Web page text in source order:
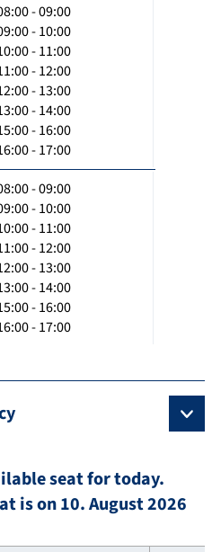
- 09:00
- 10:00
- 11:00
- 12:00
- 13:00
- 14:00
- 16:00
- 17:00
- 09:00
- 10:00
- 11:00
- 12:00
- 13:00
- 14:00
- 16:00
- 17:00
seat for today.
is on 10. August 2026